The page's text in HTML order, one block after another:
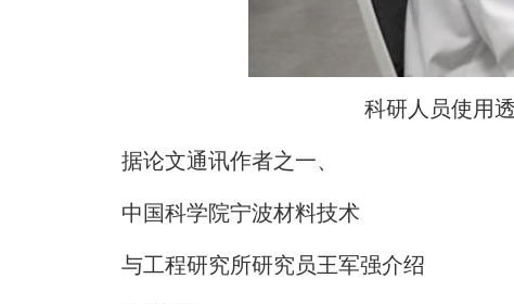
科研人员使用透
据论文通讯作者之一、
中国科学院宁波材料技术
与工程研究所研究员王军强介绍